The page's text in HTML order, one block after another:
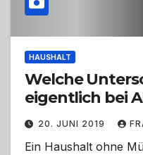
HAUSHALT
Welche
eigentlich bei
20. JUNI 2019
Ein Haushalt ohne